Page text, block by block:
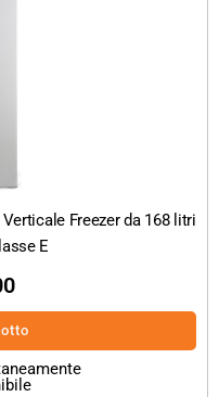
Freezer da 168 litri
E